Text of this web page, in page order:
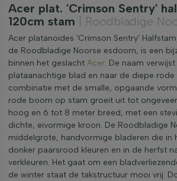
Acer plat. 'Crimson Sentry'
120cm stam
| Roodbladige
Acer platanoides 'Crimson Sentry'
de Roodbladige Noorse esdoorn, is een
binnen het geslacht Acer. De naam
plataanachtige blad en naar de diepe rode
combinatie met de smalle, opgaande vorm
rode boom op stam groeit uit tot
hoog en 6 tot 8 meter breed, met een
dichte, eivormige kroon. De Roodbladige
middelgrote, handvormige bladeren die in
donker paarsrood kleuren en in de herfst
verkleuren. Het gaat om een
de winter staat de takstructuur mooi vrij.